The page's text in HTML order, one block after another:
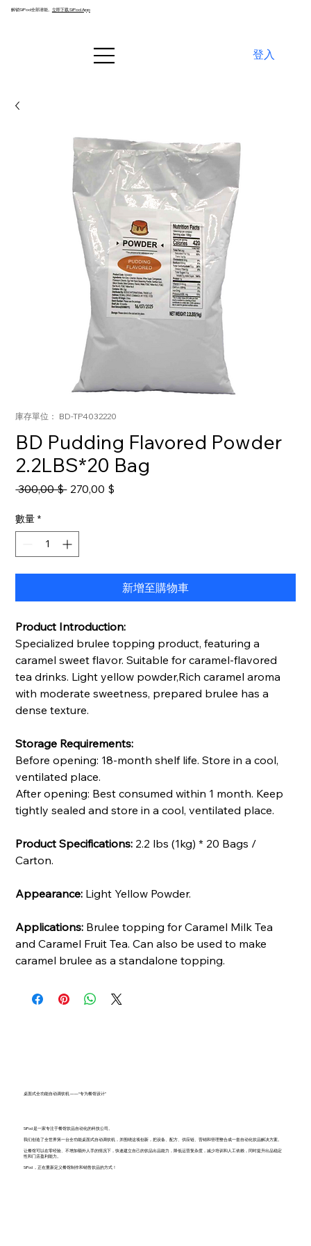
解锁SiPod全部潜能。 立即下载 SiPod App
登入
庫存單位： BD-TP4032220
BD Pudding Flavored Powder
2.2LBS*20 Bag
300,00 $ 一
格
270,00 $
數量 *
新增至購物車
Product Introduction:
Specialized brulee topping product, featuring a
caramel sweet flavor. Suitable for caramel-flavored
tea drinks. Light yellow powder,Rich caramel aroma
with moderate sweetness, prepared brulee has a
dense texture.
Storage Requirements:
Before opening: 18-month shelf life. Store in a cool,
ventilated place.
After opening: Best consumed within 1 month. Keep
tightly sealed and store in a cool, ventilated place.
Product Specifications: 2.2 lbs (1kg) * 20 Bags /
Carton.
Appearance: Light Yellow Powder.
Applications: Brulee topping for Caramel Milk Tea
and Caramel Fruit Tea. Can also be used to make
caramel brulee as a standalone topping.
桌面式全功能自动调饮机 ——“专为餐馆设计”
SiPod 是一家专注于餐馆饮品自动化的科技公司。
我们创造了全世界第一台全功能桌面式自动调饮机，并围绕这项创新，把设备、配方、供应链、营销和管理整合成一套自动化饮品解决方案。
让餐馆可以在零经验、不增加额外人手的情况下，快速建立自己的饮品出品能力，降低运营复杂度，减少培训和人工依赖，同时提升出品稳定
性和门店盈利能力。
SiPod ，正在重新定义餐馆制作和销售饮品的方式！